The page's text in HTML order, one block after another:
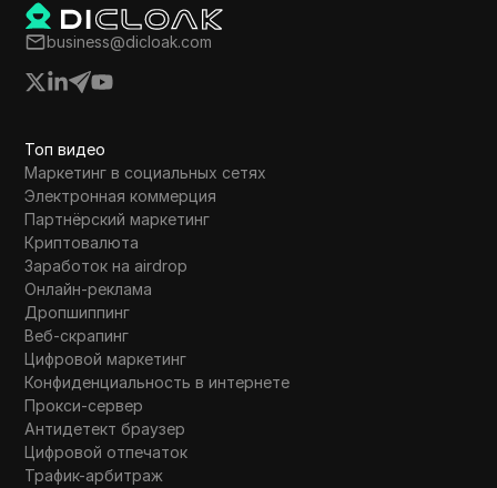
business@dicloak.com
Топ видео
Маркетинг в социальных сетях
Электронная коммерция
Партнёрский маркетинг
Криптовалюта
Заработок на airdrop
Онлайн-реклама
Дропшиппинг
Веб-скрапинг
Цифровой маркетинг
Конфиденциальность в интернете
Прокси-сервер
Антидетект браузер
Цифровой отпечаток
Трафик-арбитраж